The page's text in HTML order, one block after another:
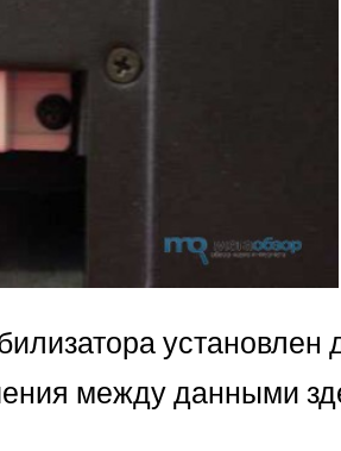
между данными